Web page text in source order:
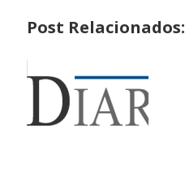
Post Relacionados: